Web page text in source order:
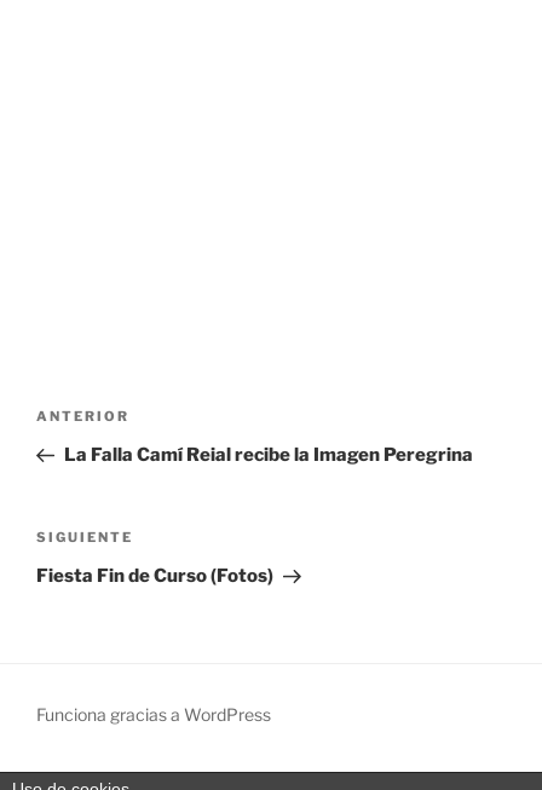
v
e
a
e
ANTERIOR
La Falla Camí Reial recibe la Imagen Peregrina
SIGUIENTE
Fiesta Fin de Curso (Fotos)
Funciona gracias a WordPress